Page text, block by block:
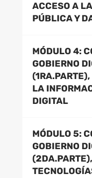
ACCESO A
PÚBLICA Y
MÓDULO 4:
GOBIERNO
LA
DIGITAL
MÓDULO 5:
GOBIERNO